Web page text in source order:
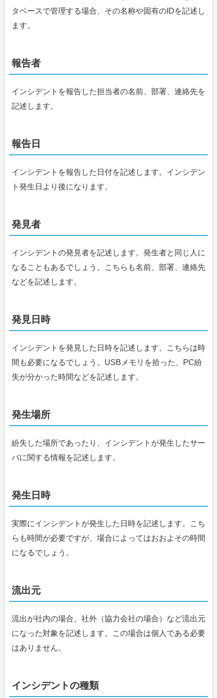
タベースで管理する場合、その名称や固有のIDを記述し
ます。
報告者
インシデントを報告した担当者の名前、部署、連絡先を
記述します。
報告日
インシデントを報告した日付を記述します。インシデン
ト発生日より後になります。
発見者
インシデントの発見者を記述します。発生者と同じ人に
なることもあるでしょう。こちらも名前、部署、連絡先
などを記述します。
発見日時
インシデントを発見した日時を記述します。こちらは時
間も必要になるでしょう。USBメモリを拾った、PC紛
失が分かった時間などを記述します。
発生場所
紛失した場所であったり、インシデントが発生したサー
バに関する情報を記述します。
発生日時
実際にインシデントが発生した日時を記述します。こち
らも時間が必要ですが、場合によってはおおよその時間
になるでしょう。
流出元
流出が社内の場合、社外（協力会社の場合）など流出元
になった対象を記述します。この場合は個人である必要
はありません。
インシデントの種類